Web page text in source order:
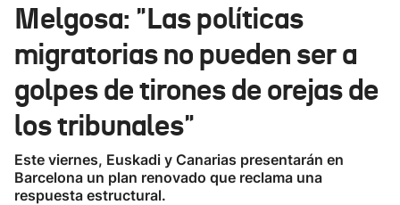
Ikusmiran
Eguraldia
Melgosa: "Las políticas
migratorias no pueden ser a
golpes de tirones de orejas de
los tribunales"
Este viernes, Euskadi y Canarias presentarán en
Barcelona un plan renovado que reclama una
respuesta estructural.